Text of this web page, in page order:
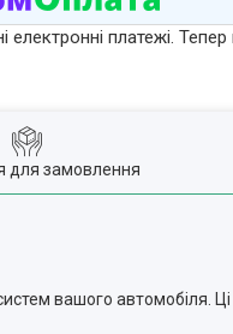
електронні платежі.
для замовлення
вашого автомобіля. Ці